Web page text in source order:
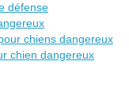
défense
chiens dangereux
chien dangereux